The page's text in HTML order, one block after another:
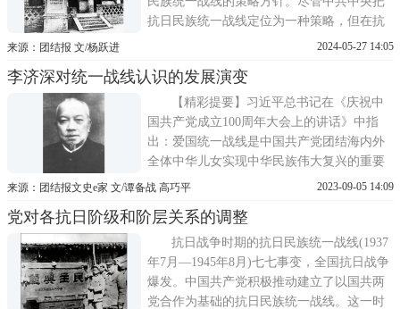
抗日民族统一战线定位为一种策略，但在抗
日战争中，从统一战线所包含的内容看，其
族统一战线具有战略性意义，而实现它的战
略性，就必须保持它的战略定力，这关系到
国家和民族的前途命
来源：团结报 文/杨跃进 2024-05-27 14:05
李济深对统一战线认识的发展演变
【精彩提要】习近平总书记在《庆祝中
国共产党成立100周年大会上的讲话》中指
出：爱国统一战线是中国共产党团结海内外
全体中华儿女实现中华民族伟大复兴的重要
法宝。李济深积极参与中国共产党的统一战
李济深对统一战线认识的产生和深化过程，
从历史中不断汲取营养，在奋力实现中华民
族伟大复兴的重要战略阶
来源：团结报文史e家 文/谭备战 高巧平 2023-09-05 14:09
党对各抗日阶级和阶层关系的调整
抗日战争时期的抗日民族统一战线(1937
年7月—1945年8月)七七事变，全国抗日战争
爆发。中国共产党积极推动建立了以国共两
党合作为基础的抗日民族统一战线。这一时